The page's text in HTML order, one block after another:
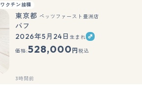
ワクチン接種
もっと見る
東京都 ペッツファースト豊洲店
バフ
2026年5月24日 生まれ
価格:528,000 円 税込
3時間前